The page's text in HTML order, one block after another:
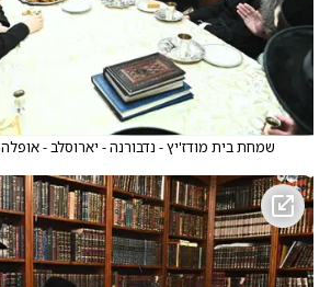
שמחת בית מודז'יץ - נדבורנה - יארוסלב - אופלה